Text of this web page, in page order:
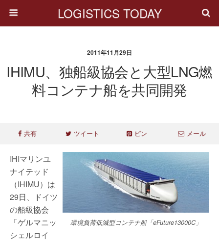
LOGISTICS TODAY
2011年11月29日
IHIMU、独船級協会と大型LNG燃
料コンテナ船を共同開発
共有 ツイート ピン メール
環境負荷低減型コンテナ船「eFuture13000C」
IHIマリンユ
ナイテッド
（IHIMU）は
29日、ドイツ
の船級協会
「ゲルマニッ
シェルロイ